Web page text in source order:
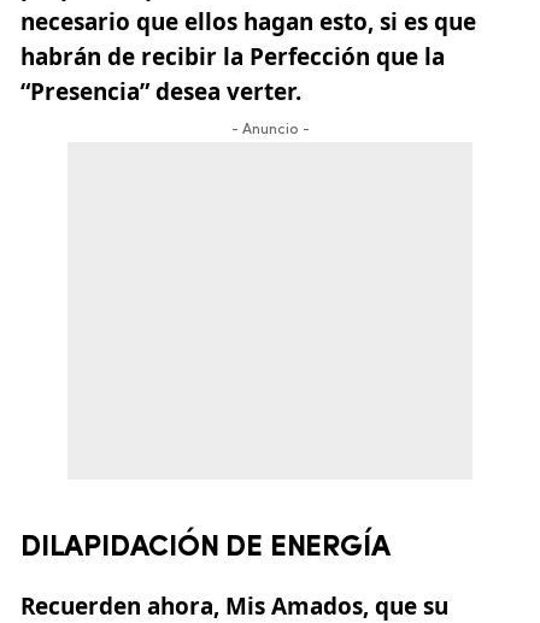
necesario que ellos hagan esto, si es que
habrán de recibir la Perfección que la
“Presencia” desea verter.
- Anuncio -
DILAPIDACIÓN DE ENERGÍA
Recuerden ahora, Mis Amados, que su